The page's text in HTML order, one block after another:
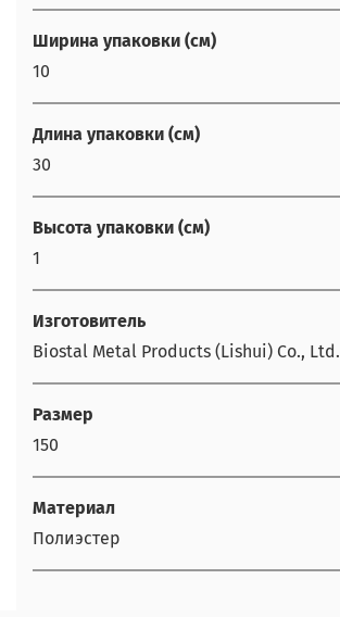
Ширина упаковки (см)
10
Длина упаковки (см)
30
Высота упаковки (см)
1
Изготовитель
Biostal Metal Products (Lishui) Co., Ltd.
Размер
150
Материал
Полиэстер